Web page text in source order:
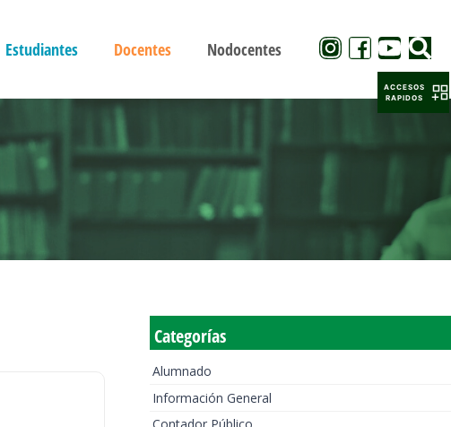
Estudiantes Docentes Nodocentes
Categorías
Alumnado
Información General
ACCESOS
RAPIDOS